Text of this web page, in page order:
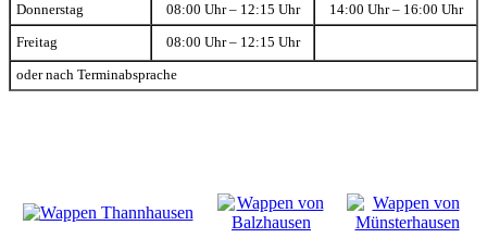
Donnerstag 08:00 Uhr – 12:15 Uhr 14:00 Uhr – 16:00 Uhr
Freitag 08:00 Uhr – 12:15 Uhr
oder nach Terminabsprache